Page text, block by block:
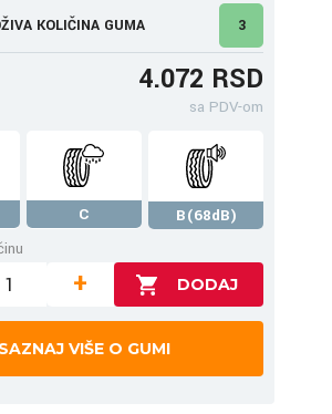
KOLIČINA GUMA 3
4.072 RSD
sa PDV-om
C
B(68dB)
+
SAZNAJ VIŠE O GUMI